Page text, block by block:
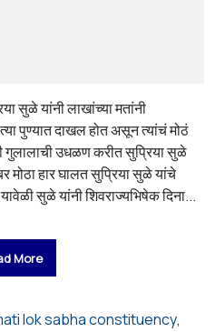
सुळे यांनी लाखांच्या मतांनी
पुण्यात दाखल होत असून त्यांचं मोठं
गुलालाची उधळण करीत सुप्रिया सुळे
मोठा हार घालत सुप्रिया सुळे यांचे
सुळे यांनी शिवराज्यभिषेक दिना...
More
lok sabha constituency